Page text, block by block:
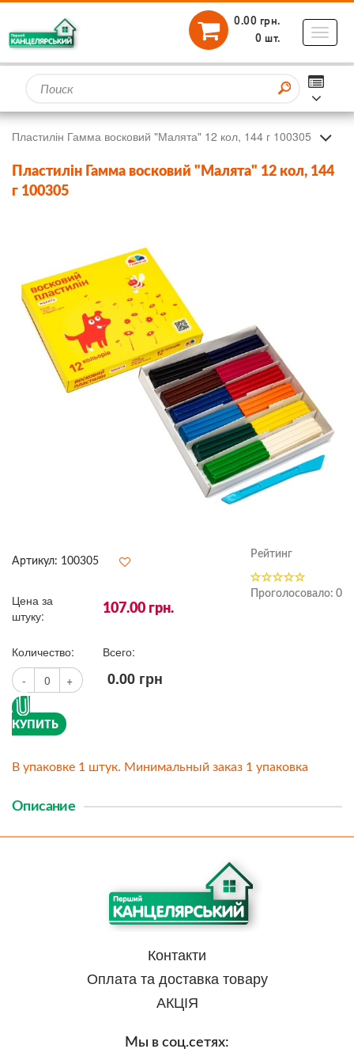
0.00 грн.
0 шт.
Toggle
Зошити шкільні
Главная
КАТАЛОГ
Шкільні товари
Пластилін Гамма восковий "Малята" 12 кол, 144 г 100305
Пластилін Гамма восковий "Малята" 12 кол, 144
г 100305
Артикул: 100305
Цена за
штуку:
107.00 грн.
Количество:
Всего:
-
+ 0.00 грн
КУПИТЬ
Рейтинг
Проголосовало: 0
В упаковке 1 штук. Минимальный заказ 1 упаковка
Описание
Контакти
Оплата та доставка товару
АКЦІЯ
Мы в соц.сетях: